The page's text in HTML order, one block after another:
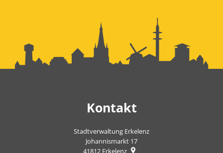
Kontakt
Stadtverwaltung Erkelenz
Johannismarkt 17